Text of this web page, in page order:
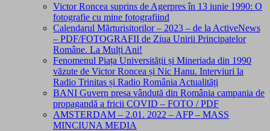
Victor Roncea suprins de Agerpres în 13 iunie 1990: O
fotografie cu mine fotografiind
Calendarul Mărturisitorilor – 2023 – de la ActiveNews
– PDF/FOTOGRAFII de Ziua Unirii Principatelor
Române. La Mulți Ani!
Fenomenul Piața Universității și Mineriada din 1990
văzute de Victor Roncea și Nic Hanu. Interviuri la
Radio Trinitas și Radio România Actualități
BANI Guvern presa vândută din România campania de
propagandă a fricii COVID – FOTO / PDF
AMSTERDAM – 2.01. 2022 – AFP – MASS
MINCIUNA MEDIA